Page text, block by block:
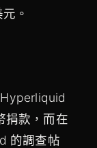
。
捐款，而在
的調查帖